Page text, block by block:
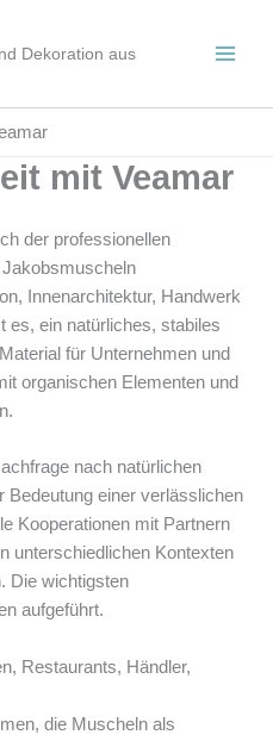
Dekoration aus
mit Veamar
der professionellen
Innenarchitektur, Handwerk
es, ein natürliches, stabiles
für Unternehmen und
organischen Elementen und
nach natürlichen
Bedeutung einer verlässlichen
Kooperationen mit Partnern
unterschiedlichen Kontexten
Die wichtigsten
aufgeführt.
Restaurants, Händler,
die Muscheln als